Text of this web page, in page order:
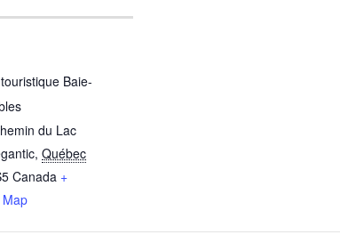
Baie-
du Lac
, Québec
Canada +